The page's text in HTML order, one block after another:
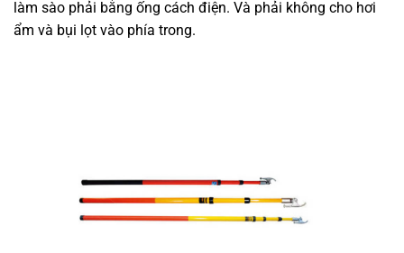
làm sào phải bằng ống cách điện. Và phải không cho hơi
ẩm và bụi lọt vào phía trong.